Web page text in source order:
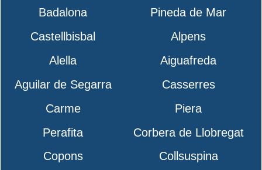
Badalona
Pineda de Mar
Castellbisbal
Alpens
Alella
Aiguafreda
Aguilar de Segarra
Casserres
Carme
Piera
Perafita
Corbera de Llobregat
Copons
Collsuspina